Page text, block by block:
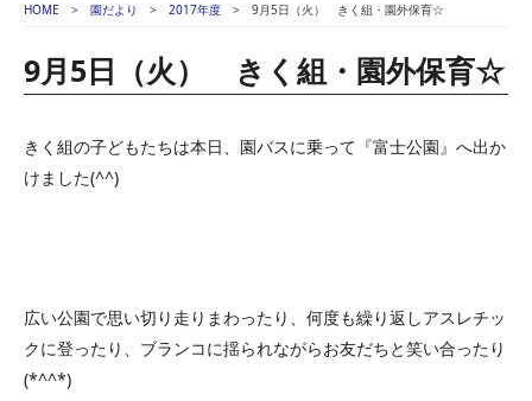
HOME 園だより 2017年度 9月5日（火） きく組・園外保育☆
9月5日（火） きく組・園外保育☆
きく組の子どもたちは本日、園バスに乗って『富士公園』へ出か
けました(^^)
広い公園で思い切り走りまわったり、何度も繰り返しアスレチッ
クに登ったり、ブランコに揺られながらお友だちと笑い合ったり
(*^^*)